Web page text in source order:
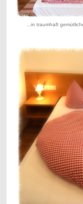
...in traumhaft